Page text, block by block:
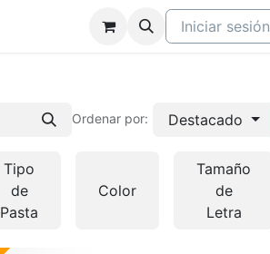
Iniciar sesión
Ordenar por: Destacado
Tipo
de
Pasta
Color
Tamaño
de
Letra